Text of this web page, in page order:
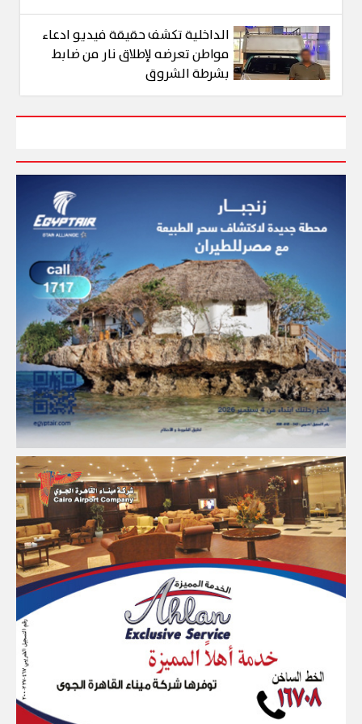
الداخلية تكشف حقيقة فيديو ادعاء
مواطن تعرضه لإطلاق نار من ضابط
بشرطة الشروق